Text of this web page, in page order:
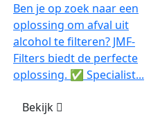
Ben je op zoek naar een
oplossing om afval uit
alcohol te filteren? JMF-
Filters biedt de perfecte
oplossing. ✅ Specialist...
Bekijk